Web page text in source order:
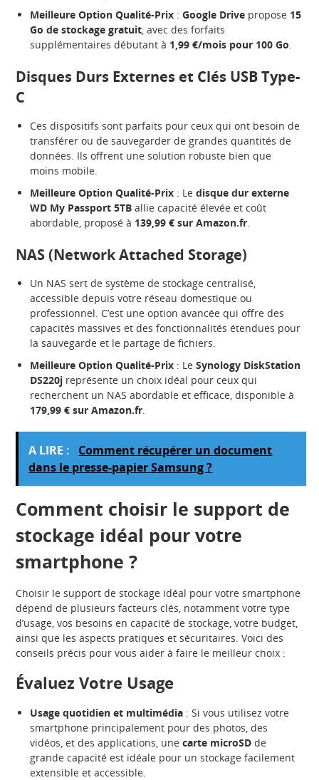
Meilleure Option Qualité-Prix :Google Drive propose 15
Go de stockage gratuit , avec des forfaits
supplémentaires débutant à 1,99 €/mois pour 100 Go
Disques Durs Externes et Clés USB Type-
C
Ces dispositifs sont parfaits pour ceux qui ont besoin de
transférer ou de sauvegarder de grandes quantités de
données. Ils offrent une solution robuste bien que
moins mobile.
Meilleure Option Qualité-Prix : Ledisque dur externe
WD My Passport 5TB allie capacité élevée et coût
abordable, proposé à 139,99 € sur Amazon.fr
NAS (Network Attached Storage)
Un NAS sert de système de stockage centralisé,
accessible depuis votre réseau domestique ou
professionnel. C’est une option avancée qui offre des
capacités massives et des fonctionnalités étendues pour
la sauvegarde et le partage de fichiers.
Meilleure Option Qualité-Prix : LeSynology DiskStation
DS220j représente un choix idéal pour ceux qui
recherchent un NAS abordable et efficace, disponible à
179,99 € sur Amazon.fr
A LIRE :
Comment récupérer un document
dans le presse-papier Samsung ?
Comment choisir le support de
stockage idéal pour votre
smartphone ?
Choisir le support de stockage idéal pour votre smartphone
dépend de plusieurs facteurs clés, notamment votre type
d’usage, vos besoins en capacité de stockage, votre budget,
ainsi que les aspects pratiques et sécuritaires. Voici des
conseils précis pour vous aider à faire le meilleur choix :
Évaluez Votre Usage
Usage quotidien et multimédia : Si vous utilisez votre
smartphone principalement pour des photos, des
vidéos, et des applications, unecarte microSD de
grande capacité est idéale pour un stockage facilement
extensible et accessible.